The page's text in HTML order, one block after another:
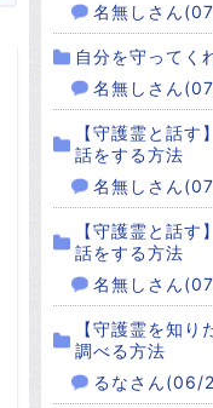
名無しさん
自分を守ってく
名無しさん
【守護霊と話
話をする方法
名無しさん
【守護霊と話
話をする方法
名無しさん
【守護霊を知
調べる方法
るなさん(06/